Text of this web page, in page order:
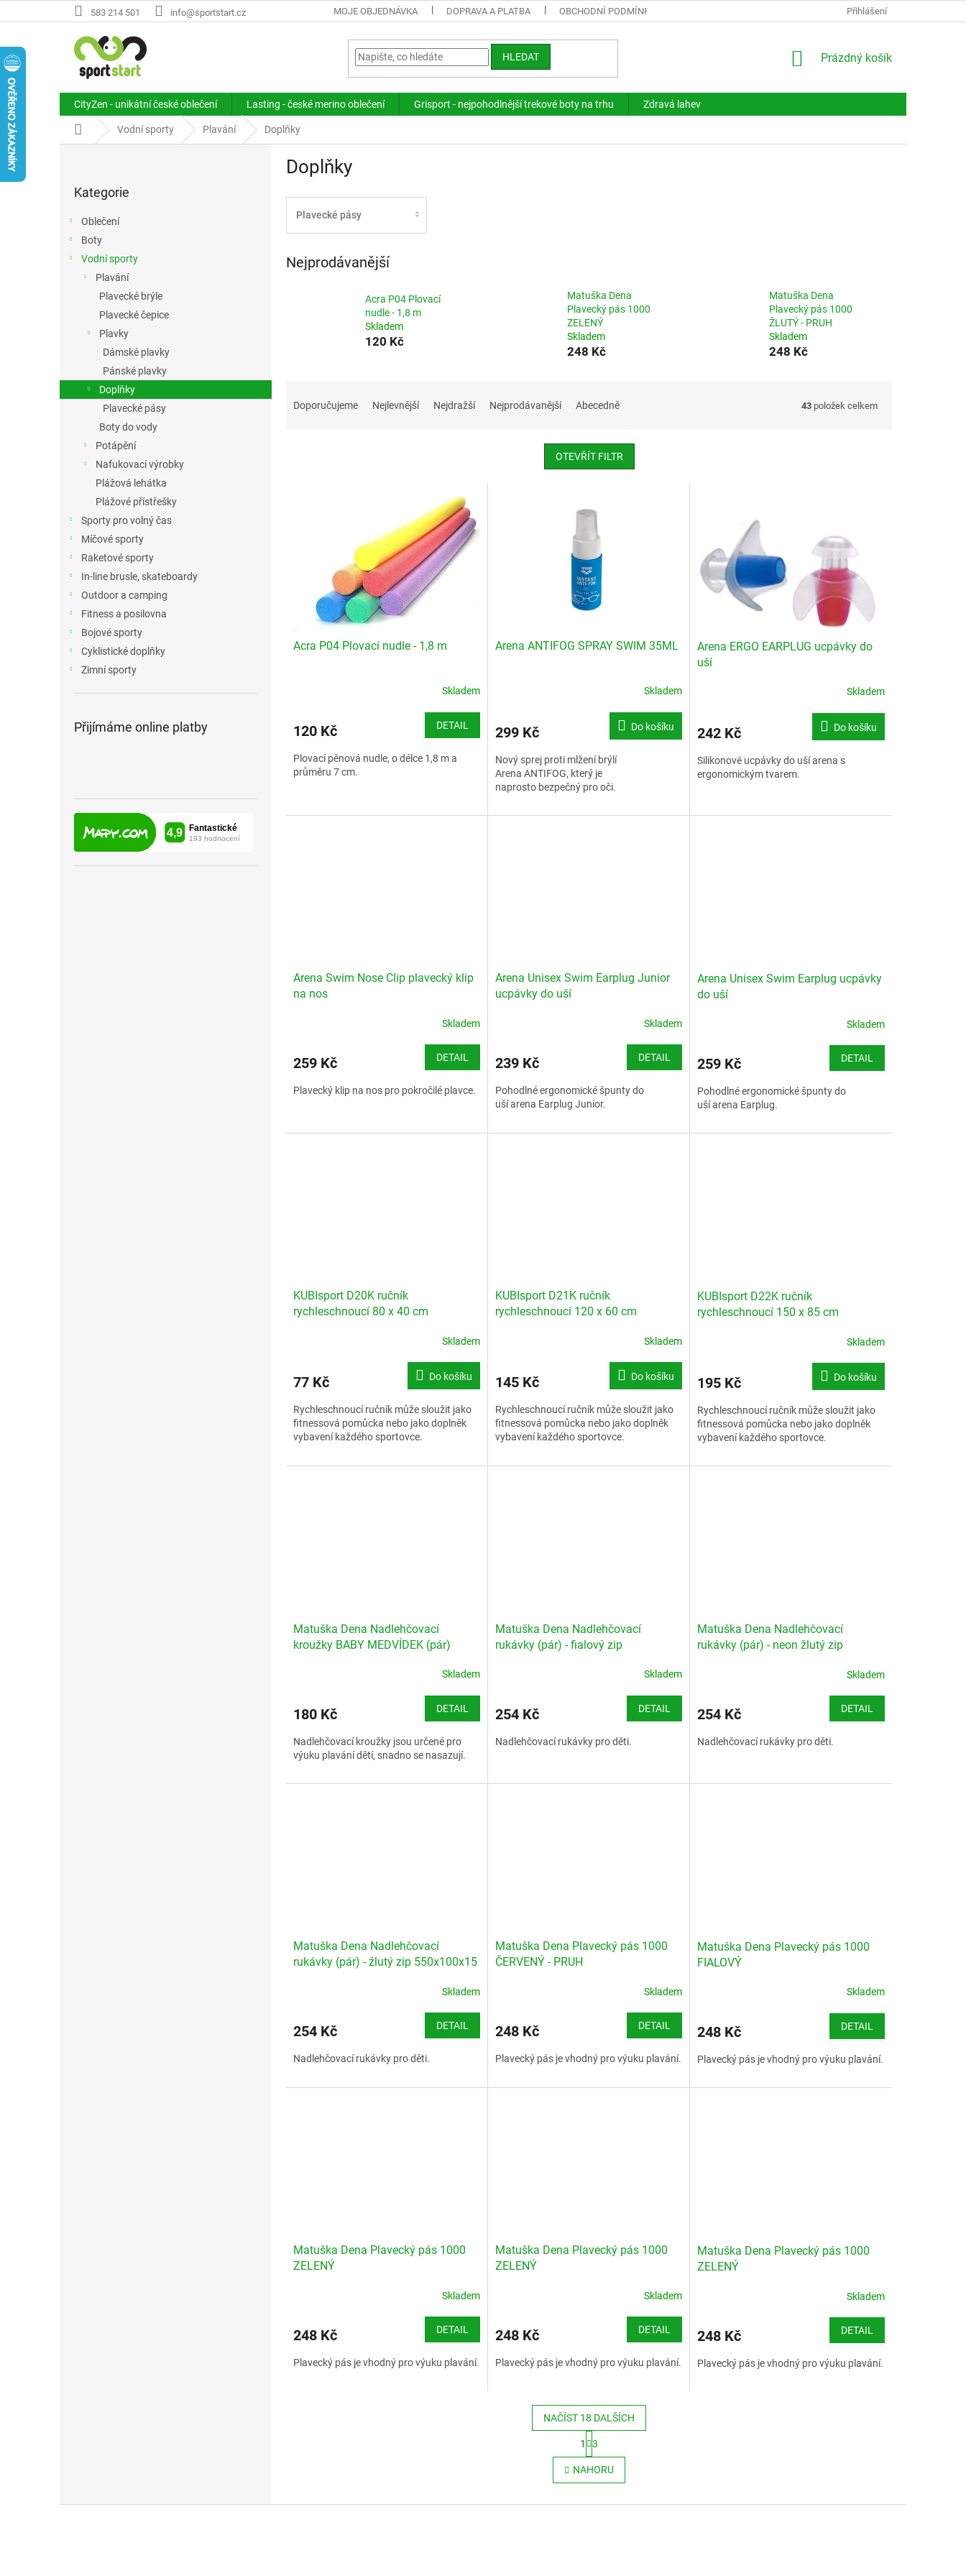
na
583 214 501 info@sportstart.cz MOJE OBJEDNÁVKA DOPRAVA A PLATBA OBCHODNÍ PODMÍNKY KONTAKTY
Přihlášení
HLEDAT
NÁKUPNÍ
Prázdný košík
CityZen - unikátní české oblečení Lasting - české merino oblečení Grisport - nejpohodlnější trekové boty na trhu Zdravá lahev
Domů Vodní sporty Plavání Doplňky
kategorie
Kategorie
Oblečení
Boty
Vodní sporty
Plavání
Plavecké brýle
Plavecké čepice
Plavky
Dámské plavky
Pánské plavky
Doplňky
Plavecké pásy
Boty do vody
Potápění
Nafukovací výrobky
Plážová lehátka
Plážové přístřešky
Sporty pro volný čas
Míčové sporty
Raketové sporty
In-line brusle, skateboardy
Outdoor a camping
Fitness a posilovna
Bojové sporty
Cyklistické doplňky
Zimní sporty
Přijímáme online platby
Doplňky
Plavecké pásy
Nejprodávanější
Acra P04 Plovací
nudle - 1,8 m
Skladem
120 Kč
Matuška Dena
Plavecký pás 1000
ZELENÝ
Skladem
248 Kč
Matuška Dena
Plavecký pás 1000
ŽLUTÝ - PRUH
Skladem
248 Kč
Doporučujeme Nejlevnější Nejdražší Nejprodávanější Abecedně 43 položek celkem
OTEVŘÍT FILTR
Acra P04 Plovací nudle - 1,8 m
Skladem
120 Kč DETAIL
Plovací pěnová nudle, o délce 1,8 m a
průměru 7 cm.
Arena ANTIFOG SPRAY SWIM 35ML
Skladem
299 Kč Do košíku
Nový sprej proti mlžení brýlí
Arena ANTIFOG, který je
naprosto bezpečný pro oči.
Arena ERGO EARPLUG ucpávky do
uší
Skladem
242 Kč Do košíku
Silikonové ucpávky do uší arena s
ergonomickým tvarem.
Arena Swim Nose Clip plavecký klip
na nos
Skladem
259 Kč DETAIL
Plavecký klip na nos pro pokročilé plavce.
Arena Unisex Swim Earplug Junior
ucpávky do uší
Skladem
239 Kč DETAIL
Pohodlné ergonomické špunty do
uší arena Earplug Junior.
Arena Unisex Swim Earplug ucpávky
do uší
Skladem
259 Kč DETAIL
Pohodlné ergonomické špunty do
uší arena Earplug.
KUBIsport D20K ručník
rychleschnoucí 80 x 40 cm
Skladem
77 Kč Do košíku
Rychleschnoucí ručník může sloužit jako
fitnessová pomůcka nebo jako doplněk
vybavení každého sportovce.
KUBIsport D21K ručník
rychleschnoucí 120 x 60 cm
Skladem
145 Kč Do košíku
Rychleschnoucí ručník může sloužit jako
fitnessová pomůcka nebo jako doplněk
vybavení každého sportovce.
KUBIsport D22K ručník
rychleschnoucí 150 x 85 cm
Skladem
195 Kč Do košíku
Rychleschnoucí ručník může sloužit jako
fitnessová pomůcka nebo jako doplněk
vybavení každého sportovce.
Matuška Dena Nadlehčovací
kroužky BABY MEDVÍDEK (pár)
Skladem
180 Kč DETAIL
Nadlehčovací kroužky jsou určené pro
výuku plavání dětí, snadno se nasazují.
Matuška Dena Nadlehčovací
rukávky (pár) - fialový zip
Skladem
254 Kč DETAIL
Nadlehčovací rukávky pro děti.
Matuška Dena Nadlehčovací
rukávky (pár) - neon žlutý zip
Skladem
254 Kč DETAIL
Nadlehčovací rukávky pro děti.
Matuška Dena Nadlehčovací
rukávky (pár) - žlutý zip 550x100x15
Skladem
254 Kč DETAIL
Nadlehčovací rukávky pro děti.
Matuška Dena Plavecký pás 1000
ČERVENÝ - PRUH
Skladem
248 Kč DETAIL
Plavecký pás je vhodný pro výuku plavání.
Matuška Dena Plavecký pás 1000
FIALOVÝ
Skladem
248 Kč DETAIL
Plavecký pás je vhodný pro výuku plavání.
Matuška Dena Plavecký pás 1000
ZELENÝ
Skladem
248 Kč DETAIL
Plavecký pás je vhodný pro výuku plavání.
Matuška Dena Plavecký pás 1000
ZELENÝ
Skladem
248 Kč DETAIL
Plavecký pás je vhodný pro výuku plavání.
Matuška Dena Plavecký pás 1000
ZELENÝ
Skladem
248 Kč DETAIL
Plavecký pás je vhodný pro výuku plavání.
O
v
l
d
NAČÍST 18 DALŠÍCH
S
t
r
á
n
o
1 3
NAHORU